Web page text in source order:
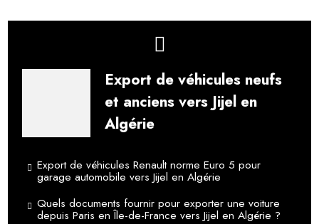
Export de véhicules neufs
et anciens vers Jijel en
Algérie
Export de véhicules Renault norme Euro 5 pour
garage automobile vers Jijel en Algérie
Quels documents fournir pour exporter une voiture
depuis Paris en Île-de-France vers Jijel en Algérie ?